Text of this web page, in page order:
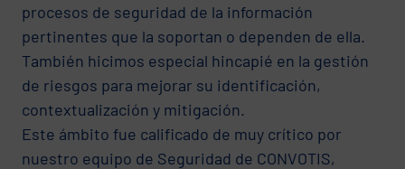
procesos de seguridad de la información
pertinentes que la soportan o dependen de ella.
También hicimos especial hincapié en la gestión
de riesgos para mejorar su identificación,
contextualización y mitigación.
Este ámbito fue calificado de muy crítico por
nuestro equipo de Seguridad de CONVOTIS,